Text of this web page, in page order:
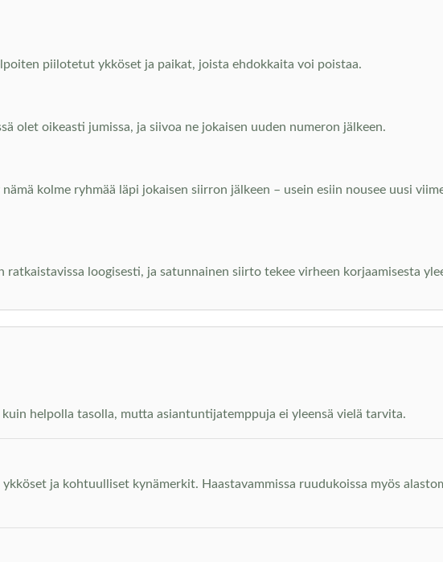
piilotetut ykköset ja paikat, joista ehdokkaita voi poistaa.
olet oikeasti jumissa, ja siivoa ne jokaisen uuden numeron jälkeen.
kolme ryhmää läpi jokaisen siirron jälkeen – usein esiin nousee uusi
loogisesti, ja satunnainen siirto tekee virheen korjaamisesta
helpolla tasolla, mutta asiantuntijatemppuja ei yleensä vielä tarvita.
ja kohtuulliset kynämerkit. Haastavammissa ruudukoissa myös